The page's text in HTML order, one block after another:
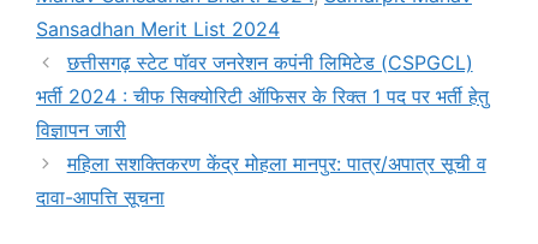
Sansadhan Merit List 2024
छत्तीसगढ़ स्टेट पॉवर जनरेशन कपंनी लिमिटेड (CSPGCL)
भर्ती 2024 : चीफ सिक्योरिटी ऑफिसर के रिक्त 1 पद पर भर्ती हेतु
विज्ञापन जारी
महिला सशक्तिकरण केंद्र मोहला मानपुर: पात्र/अपात्र सूची व
दावा-आपत्ति सूचना